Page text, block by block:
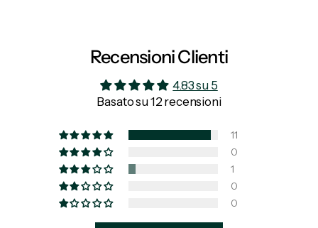
Recensioni Clienti
4.83 su 5
Basato su 12 recensioni
11
0
1
0
0